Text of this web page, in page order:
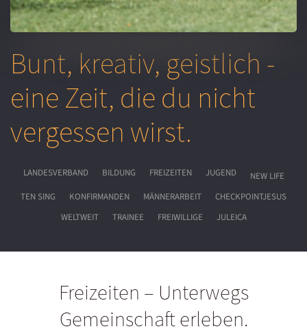
Bunt, kreativ, geistlich -
eine Zeit, die du nicht
vergessen wirst.
LANDESVERBAND BILDUNG FREIZEITEN JUGEND
NEW LIFE
TEN SING
KONFIRMANDEN MÄNNERARBEIT
CHECKPOINTJESUS
WELTWEIT
TRAINEE FREIWILLIGE JULEICA
Freizeiten – Unterwegs
Gemeinschaft erleben.